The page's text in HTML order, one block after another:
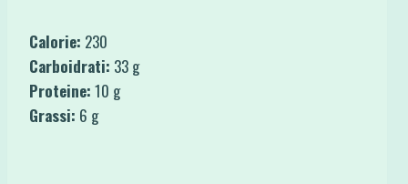
Calorie: 230
Carboidrati: 33 g
Proteine: 10 g
Grassi: 6 g